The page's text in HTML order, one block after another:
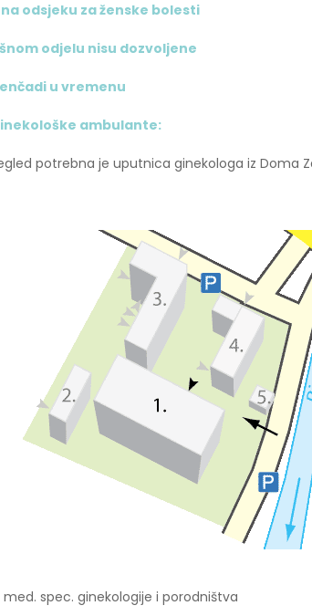
odsjeku za ženske bolesti
odjelu nisu dozvoljene
u vremenu
ambulante:
potrebna je uputnica ginekologa iz Doma
spec. ginekologije i porodništva